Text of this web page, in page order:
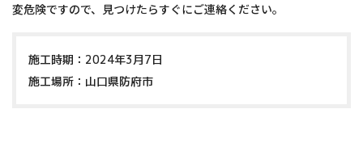
変危険ですので、見つけたらすぐにご連絡ください。
施工時期：2024年3月7日
施工場所：山口県防府市